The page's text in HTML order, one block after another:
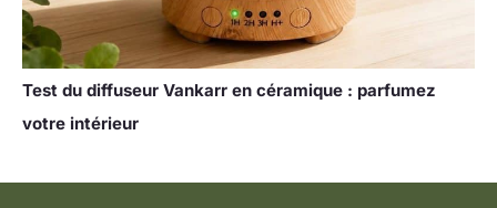
Test du diffuseur Vankarr en céramique : parfumez
votre intérieur